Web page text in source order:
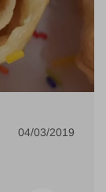
04/03/2019